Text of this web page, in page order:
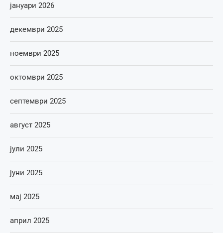
јануари 2026
декември 2025
ноември 2025
октомври 2025
септември 2025
август 2025
јули 2025
јуни 2025
мај 2025
април 2025